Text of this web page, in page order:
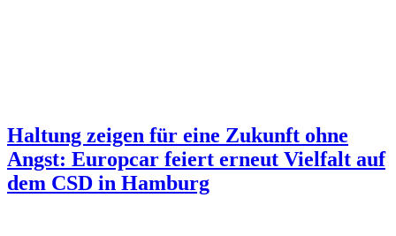
Haltung zeigen für eine Zukunft ohne
Angst: Europcar feiert erneut Vielfalt auf
dem CSD in Hamburg